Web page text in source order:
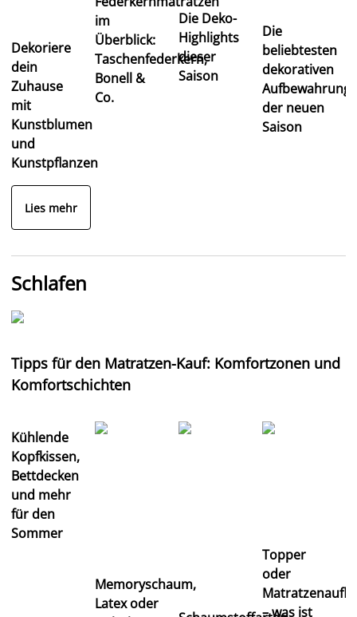
Dekoriere
dein
Zuhause
mit
Kunstblumen
und
Kunstpflanzen
im
Überblick:
Taschenfederkern,
Bonell &
Co.
Die Deko-
Highlights
dieser
Saison
Die
beliebtesten
dekorativen
der neuen
Saison
Lies mehr
Schlafen
Tipps für den Matratzen-Kauf: Komfortzonen und
Komfortschichten
Kühlende
Kopfkissen,
Bettdecken
und mehr
für den
Sommer
Memoryschaum,
Latex oder
Topper
oder
– was ist